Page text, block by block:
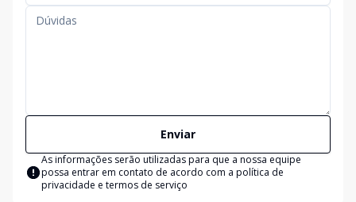
Enviar
As informações serão utilizadas para que a nossa equipe
possa entrar em contato de acordo com a política de
privacidade e termos de serviço